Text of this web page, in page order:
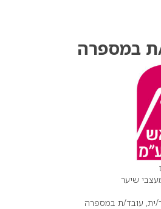
ת במספרה
שיער
ית, עובד/ת במספרה